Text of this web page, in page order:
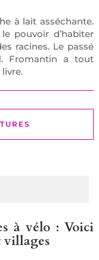
à lait asséchante.
pouvoir d’habiter
racines. Le passé
Fromantin a tout
à vélo : Voici
villages